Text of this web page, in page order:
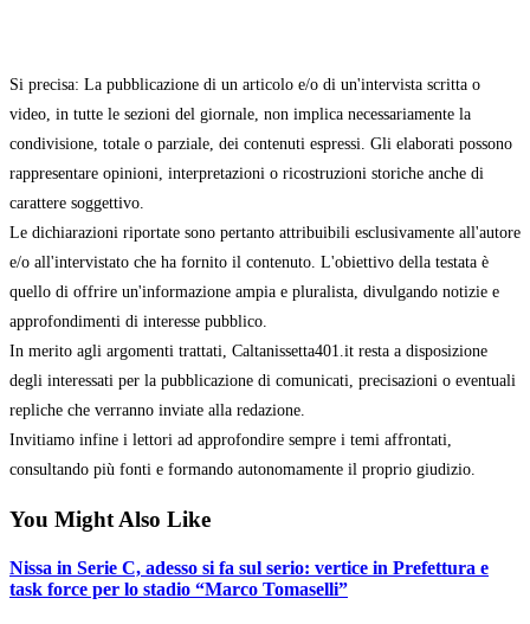
Si precisa: La pubblicazione di un articolo e/o di un'intervista scritta o
video, in tutte le sezioni del giornale, non implica necessariamente la
condivisione, totale o parziale, dei contenuti espressi. Gli elaborati possono
rappresentare opinioni, interpretazioni o ricostruzioni storiche anche di
carattere soggettivo.
Le dichiarazioni riportate sono pertanto attribuibili esclusivamente all'autore
e/o all'intervistato che ha fornito il contenuto. L'obiettivo della testata è
quello di offrire un'informazione ampia e pluralista, divulgando notizie e
approfondimenti di interesse pubblico.
In merito agli argomenti trattati, Caltanissetta401.it resta a disposizione
degli interessati per la pubblicazione di comunicati, precisazioni o eventuali
repliche che verranno inviate alla redazione.
Invitiamo infine i lettori ad approfondire sempre i temi affrontati,
consultando più fonti e formando autonomamente il proprio giudizio.
You Might Also Like
Nissa in Serie C, adesso si fa sul serio: vertice in Prefettura e
task force per lo stadio “Marco Tomaselli”